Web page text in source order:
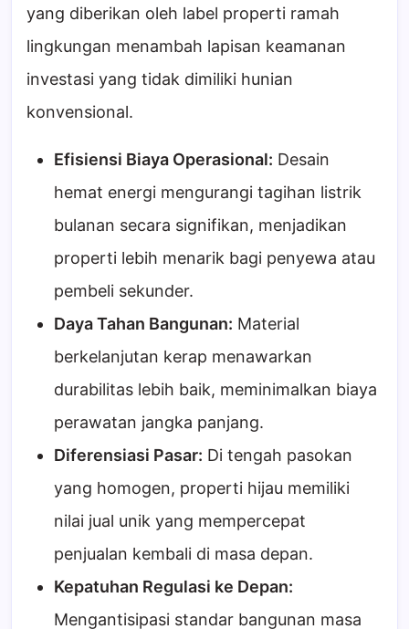
yang diberikan oleh label properti ramah
lingkungan menambah lapisan keamanan
investasi yang tidak dimiliki hunian
konvensional.
Efisiensi Biaya Operasional: Desain
hemat energi mengurangi tagihan listrik
bulanan secara signifikan, menjadikan
properti lebih menarik bagi penyewa atau
pembeli sekunder.
Daya Tahan Bangunan: Material
berkelanjutan kerap menawarkan
durabilitas lebih baik, meminimalkan biaya
perawatan jangka panjang.
Diferensiasi Pasar: Di tengah pasokan
yang homogen, properti hijau memiliki
nilai jual unik yang mempercepat
penjualan kembali di masa depan.
Kepatuhan Regulasi ke Depan:
Mengantisipasi standar bangunan masa